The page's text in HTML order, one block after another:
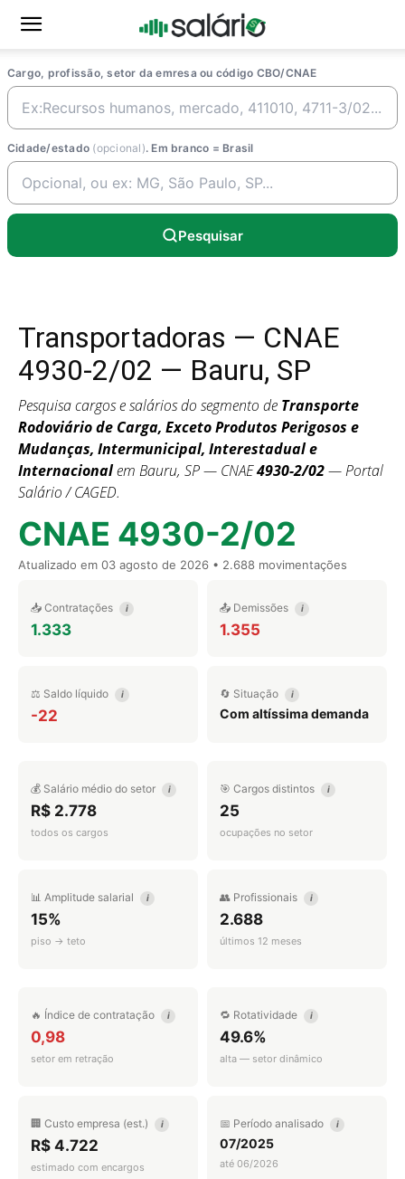
Cargo, profissão, setor da emresa ou código CBO/CNAE
Cidade/estado (opcional). Em branco = Brasil
Pesquisar
Transportadoras — CNAE
4930-2/02 — Bauru, SP
Pesquisa cargos e salários do segmento de Transporte
Rodoviário de Carga, Exceto Produtos Perigosos e
Mudanças, Intermunicipal, Interestadual e
Internacionalem Bauru, SP — CNAE4930-2/02— Portal
Salário / CAGED.
CNAE 4930-2/02
Atualizado em 03 agosto de 2026 • 2.688 movimentações
📥 Contratações i
1.333
📤 Demissões i
1.355
⚖️ Saldo líquido i
-22
🔄 Situação i
Com altíssima demanda
💰 Salário médio do setor i
R$ 2.778
todos os cargos
🎯 Cargos distintos i
25
ocupações no setor
📊 Amplitude salarial i
15%
piso → teto
👥 Profissionais i
2.688
últimos 12 meses
🔥 Índice de contratação i
0,98
setor em retração
🔁 Rotatividade i
49.6%
alta — setor dinâmico
🏢 Custo empresa (est.) i
R$ 4.722
estimado com encargos
📅 Período analisado i
07/2025
até 06/2026